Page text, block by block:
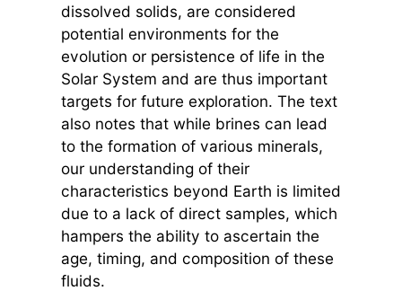
dissolved solids, are considered
potential environments for the
evolution or persistence of life in the
Solar System and are thus important
targets for future exploration. The text
also notes that while brines can lead
to the formation of various minerals,
our understanding of their
characteristics beyond Earth is limited
due to a lack of direct samples, which
hampers the ability to ascertain the
age, timing, and composition of these
fluids.